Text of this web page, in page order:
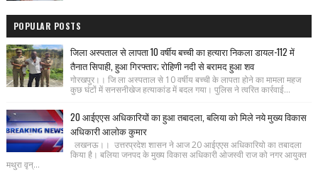
POPULAR POSTS
जिला अस्पताल से लापता 10 वर्षीय बच्ची का हत्यारा निकला डायल-112 में
तैनात सिपाही, हुआ गिरफ्तार; रोहिणी नदी से बरामद हुआ शव
गोरखपुर।। जि ला अस्पताल से 10 वर्षीय बच्ची के लापता होने का मामला महज
कुछ घंटों में सनसनीखेज हत्याकांड में बदल गया। पुलिस ने त्वरित कार्रवाई...
20 आईएएस अधिकारियों का हुआ तबादला, बलिया को मिले नये मुख्य विकास
अधिकारी आलोक कुमार
लखनऊ।। उत्तरप्रदेश शासन ने आज 20 आईएएस अधिकारियो का तबादला
किया है। बलिया जनपद के मुख्य विकास अधिकारी ओजस्वी राज को नगर आयुक्त
मथुरा वृन्...